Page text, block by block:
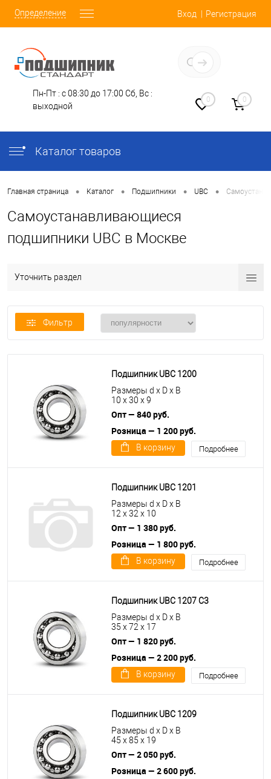
Определение Вход Регистрация
Пн-Пт : с 08:30 до 17:00 Сб, Вс :
выходной
0 0
Каталог товаров
Главная страница • Каталог • Подшипники • UBC •
Самоустанавливающиеся
подшипники UBC в Москве
Уточнить раздел
Фильтр
Подшипник UBC 1200
Размеры d x D x B
10 x 30 x 9
Опт — 840 руб.
Розница — 1 200 руб.
В корзину Подробнее
Подшипник UBC 1201
Размеры d x D x B
12 x 32 x 10
Опт — 1 380 руб.
Розница — 1 800 руб.
В корзину Подробнее
Подшипник UBC 1207 C3
Размеры d x D x B
35 x 72 x 17
Опт — 1 820 руб.
Розница — 2 200 руб.
В корзину Подробнее
Подшипник UBC 1209
Размеры d x D x B
45 x 85 x 19
Опт — 2 050 руб.
Розница — 2 600 руб.